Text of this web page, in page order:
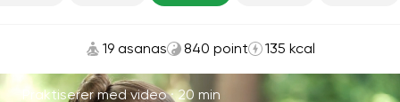
19 asanas 840 point 135 kcal
Praktiserer med video ·20 min